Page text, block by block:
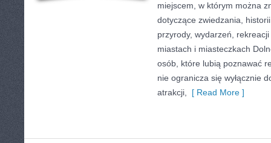
miejscem, w którym można
dotyczące zwiedzania,
przyrody, wydarzeń,
miastach i miasteczkach
osób, które lubią poznawać
nie ogranicza się wyłącznie
atrakcji,
[ Read More ]